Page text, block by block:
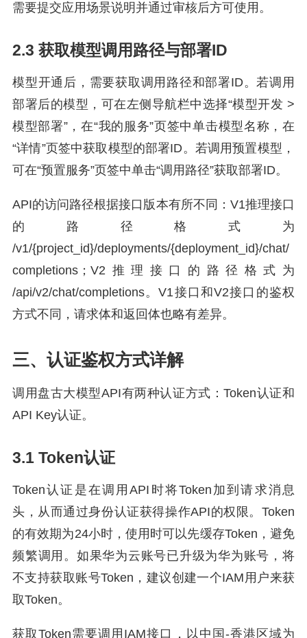
需要提交应用场景说明并通过审核后方可使用。
2.3 获取模型调用路径与部署ID
模型开通后，需要获取调用路径和部署ID。若调用
部署后的模型，可在左侧导航栏中选择“模型开发 >
模型部署”，在“我的服务”页签中单击模型名称，在
“详情”页签中获取模型的部署ID。若调用预置模型，
可在“预置服务”页签中单击“调用路径”获取部署ID。
API的访问路径根据接口版本有所不同：V1推理接口
的路径格式为
/v1/{project_id}/deployments/{deployment_id}/chat/
completions；V2推理接口的路径格式为
/api/v2/chat/completions。V1接口和V2接口的鉴权
方式不同，请求体和返回体也略有差异。
三、认证鉴权方式详解
调用盘古大模型API有两种认证方式：Token认证和
API Key认证。
3.1 Token认证
Token认证是在调用API时将Token加到请求消息
头，从而通过身份认证获得操作API的权限。Token
的有效期为24小时，使用时可以先缓存Token，避免
频繁调用。如果华为云账号已升级为华为账号，将
不支持获取账号Token，建议创建一个IAM用户来获
取Token。
获取Token需要调用IAM接口，以中国-香港区域为